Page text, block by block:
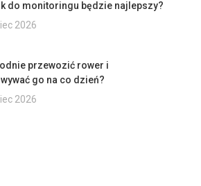
do monitoringu będzie najlepszy?
2026
przewozić rower i
go na co dzień?
2026